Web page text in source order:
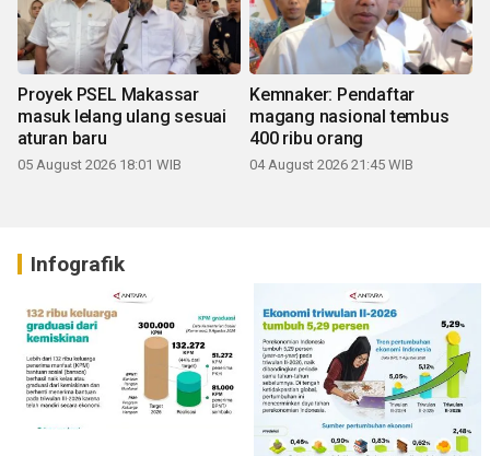
Proyek PSEL Makassar
masuk lelang ulang sesuai
aturan baru
05 August 2026 18:01 WIB
Kemnaker: Pendaftar
magang nasional tembus
400 ribu orang
04 August 2026 21:45 WIB
Infografik